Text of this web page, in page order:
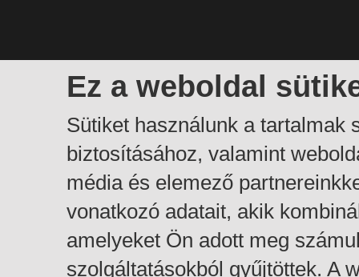
Ez a weboldal
Sütiket használunk a tartalmak
biztosításához, valamint
média és elemező
vonatkozó adatait, akik
amelyeket Ön adott meg
szolgáltatásokból gyűjtöttek. A